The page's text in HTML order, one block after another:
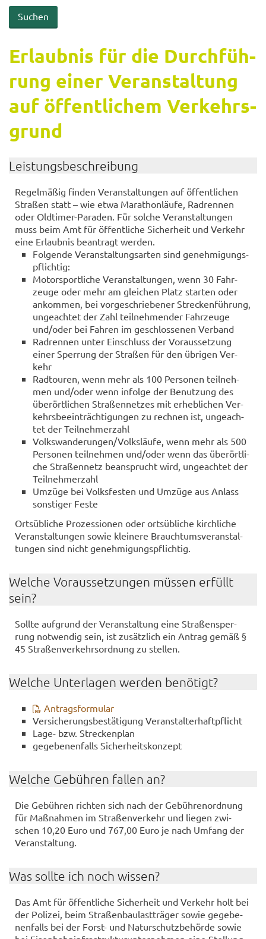
Er­laub­nis für die Durch­füh­
rung einer Ver­an­stal­tung
auf öf­fent­li­chem Ver­kehrs­
grund
Leis­tungs­be­schrei­bung
Re­gel­mä­ßig fin­den Ver­an­stal­tun­gen auf öf­fent­li­chen
Stra­ßen statt – wie etwa Ma­ra­thon­läu­fe, Rad­ren­nen
oder Oldtimer-​Paraden. Für sol­che Ver­an­stal­tun­gen
muss beim Amt für öf­fent­li­che Si­cher­heit und Ver­kehr
eine Er­laub­nis be­an­tragt wer­den.
Fol­gen­de Ver­an­stal­tungs­ar­ten sind ge­neh­mi­gungs­
pflich­tig:
Mo­tor­sport­li­che Ver­an­stal­tun­gen, wenn 30 Fahr­
zeu­ge oder mehr am glei­chen Platz star­ten oder
an­kom­men, bei vor­ge­schrie­be­ner Stre­cken­füh­rung,
un­ge­ach­tet der Zahl teil­neh­men­der Fahr­zeu­ge
und/oder bei Fah­ren im ge­schlos­se­nen Ver­band
Rad­ren­nen unter Ein­schluss der Vor­aus­set­zung
einer Sper­rung der Stra­ßen für den üb­ri­gen Ver­
kehr
Rad­tou­ren, wenn mehr als 100 Per­so­nen teil­neh­
men und/oder wenn in­fol­ge der Be­nut­zung des
über­ört­li­chen Stra­ßen­net­zes mit er­heb­li­chen Ver­
kehrs­be­ein­träch­ti­gun­gen zu rech­nen ist, un­ge­ach­
tet der Teil­neh­mer­zahl
Volks­wan­de­run­gen/Volks­läu­fe, wenn mehr als 500
Per­so­nen teil­neh­men und/oder wenn das über­ört­li­
che Stra­ßen­netz be­an­sprucht wird, un­ge­ach­tet der
Teil­neh­mer­zahl
Um­zü­ge bei Volks­fes­ten und Um­zü­ge aus An­lass
sons­ti­ger Feste
Orts­üb­li­che Pro­zes­sio­nen oder orts­üb­li­che kirch­li­che
Ver­an­stal­tun­gen sowie klei­ne­re Brauch­tums­ver­an­stal­
tun­gen sind nicht ge­neh­mi­gungs­pflich­tig.
Wel­che Vor­aus­set­zun­gen müs­sen er­füllt
sein?
Soll­te auf­grund der Ver­an­stal­tung eine Stra­ßen­sper­
rung not­wen­dig sein, ist zu­sätz­lich ein An­trag gemäß §
45 Stra­ßen­ver­kehrs­ord­nung zu stel­len.
Wel­che Un­ter­la­gen wer­den be­nö­tigt?
An­trags­for­mu­lar
Ver­si­che­rungs­be­stä­ti­gung Ver­an­stal­ter­haft­pflicht
Lage- bzw. Stre­cken­plan
ge­ge­be­nen­falls Si­cher­heits­kon­zept
Wel­che Ge­büh­ren fal­len an?
Die Ge­büh­ren rich­ten sich nach der Ge­büh­ren­ord­nung
für Maß­nah­men im Stra­ßen­ver­kehr und lie­gen zwi­
schen 10,20 Euro und 767,00 Euro je nach Um­fang der
Ver­an­stal­tung.
Was soll­te ich noch wis­sen?
Das Amt für öf­fent­li­che Si­cher­heit und Ver­kehr holt bei
der Po­li­zei, beim Stra­ßen­bau­last­trä­ger sowie ge­ge­be­
nen­falls bei der Forst-​ und Na­tur­schutz­be­hör­de sowie